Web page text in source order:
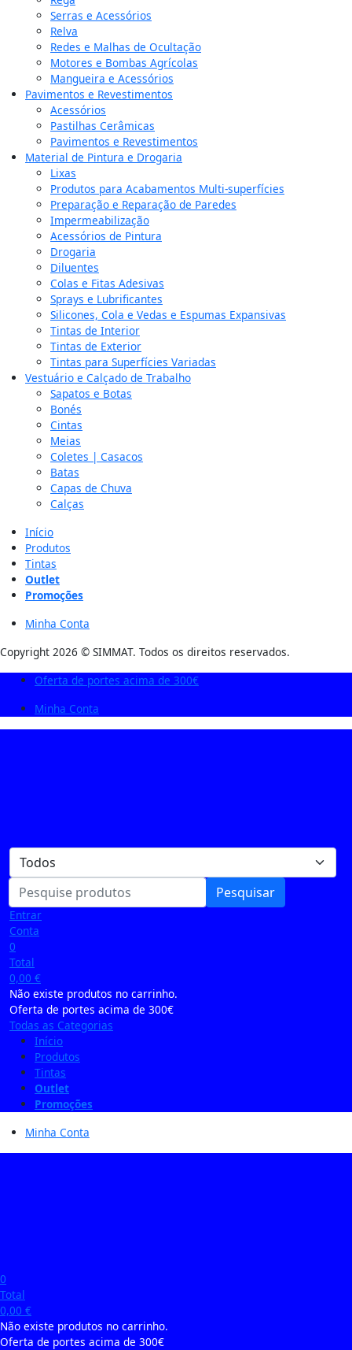
Serras e Acessórios
Relva
Redes e Malhas de Ocultação
Motores e Bombas Agrícolas
Mangueira e Acessórios
Pavimentos e Revestimentos
Acessórios
Pastilhas Cerâmicas
Pavimentos e Revestimentos
Material de Pintura e Drogaria
Lixas
Produtos para Acabamentos Multi-superfícies
Preparação e Reparação de Paredes
Impermeabilização
Acessórios de Pintura
Drogaria
Diluentes
Colas e Fitas Adesivas
Sprays e Lubrificantes
Silicones, Cola e Vedas e Espumas Expansivas
Tintas de Interior
Tintas de Exterior
Tintas para Superfícies Variadas
Vestuário e Calçado de Trabalho
Sapatos e Botas
Bonés
Cintas
Meias
Coletes | Casacos
Batas
Capas de Chuva
Calças
Início
Produtos
Tintas
Outlet
Promoções
Minha Conta
Copyright 2026 © SIMMAT. Todos os direitos reservados.
Oferta de portes acima de 300€
Minha Conta
Pesquisar
Entrar
Conta
0
Total
0,00 €
Não existe produtos no carrinho.
Oferta de portes acima de 300€
Todas as Categorias
Início
Produtos
Tintas
Outlet
Promoções
Minha Conta
0
Total
0,00 €
Não existe produtos no carrinho.
Oferta de portes acima de 300€